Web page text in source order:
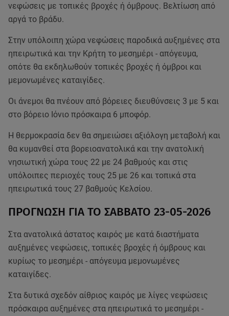
νεφώσεις με τοπικές βροχές ή όμβρους. Βελτίωση από
αργά το βράδυ.
Στην υπόλοιπη χώρα νεφώσεις παροδικά αυξημένες στα
ηπειρωτικά και την Κρήτη το μεσημέρι - απόγευμα,
οπότε θα εκδηλωθούν τοπικές βροχές ή όμβροι και
μεμονωμένες καταιγίδες.
Οι άνεμοι θα πνέουν από βόρειες διευθύνσεις 3 με 5 και
στο βόρειο Ιόνιο πρόσκαιρα 6 μποφόρ.
Η θερμοκρασία δεν θα σημειώσει αξιόλογη μεταβολή και
θα κυμανθεί στα βορειοανατολικά και την ανατολική
νησιωτική χώρα τους 22 με 24 βαθμούς και στις
υπόλοιπες περιοχές τους 25 με 26 και τοπικά στα
ηπειρωτικά τους 27 βαθμούς Κελσίου.
ΠΡΟΓΝΩΣΗ ΓΙΑ ΤΟ ΣΑΒΒΑΤΟ 23-05-2026
Στα ανατολικά άστατος καιρός με κατά διαστήματα
αυξημένες νεφώσεις, τοπικές βροχές ή όμβρους και
κυρίως το μεσημέρι - απόγευμα μεμονωμένες
καταιγίδες.
Στα δυτικά σχεδόν αίθριος καιρός με λίγες νεφώσεις
πρόσκαιρα αυξημένες στα ηπειρωτικά το μεσημέρι -